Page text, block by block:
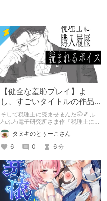
【健全な羞恥プレイ】よ
し、すごいタイトルの作品
をまた買おう。【湧き上が
る不健全な気持ち】
そして税理士に読ませるんだ🤭💕 ふ
わふわ電子研究所さま作『税理士に購
入履歴読まれるボイス』の感想レビュ
ーです！タヌキのとぅーこさん
6
0 6 分